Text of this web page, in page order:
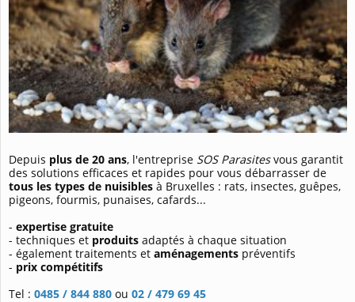
Depuis plus de 20 ans, l'entreprise SOS Parasitesvous garantit
des solutions efficaces et rapides pour vous débarrasser de
tous les types de nuisibles à Bruxelles : rats, insectes, guêpes,
pigeons, fourmis, punaises, cafards...
- expertise gratuite
- techniques et produits adaptés à chaque situation
- également traitements et aménagements préventifs
- prix compétitifs
Tel : 0485 / 844 880 ou 02 / 479 69 45